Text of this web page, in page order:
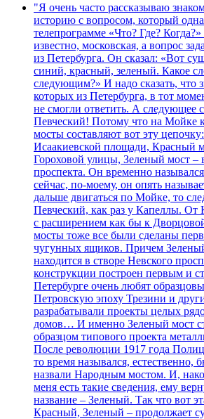
"Я очень часто рассказываю
историю с вопросом, который
телепрограмме «Что? Где?
известно, московская, а вопрос
из Петербурга. Он сказал: «Вот
синий, красный, зеленый. Какое
следующим?» И надо сказать, что
которых из Петербурга, в тот
не смогли ответить. А следующее
Певческий! Потому что на Мойке
мосты составляют вот эту
Исаакиевской площади, Красный
Гороховой улицы, Зеленый мост –
проспекта. Он временно
сейчас, по-моему, он опять
дальше двигаться по Мойке, то
Певческий, как раз у Капеллы. От
с расширением как бы к
мосты тоже все были сделаны
чугунных ящиков. Причем
находится в створе Невского
конструкции построен первым и
Петербурге очень любят
Петровскую эпоху Трезини и
разрабатывали проекты целых
домов… И именно Зеленый мост
образцом типового проекта
После революции 1917 года
то время назывался, естественно,
назвали Народным мостом. И,
меня есть такие сведения, ему
название – Зеленый. Так что вот
Красный, Зеленый – продолжает